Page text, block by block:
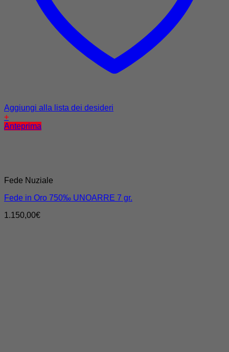
Aggiungi alla lista dei desideri
+
Anteprima
Fede Nuziale
Fede in Oro 750‰ UNOARRE 7 gr.
1.150,00€